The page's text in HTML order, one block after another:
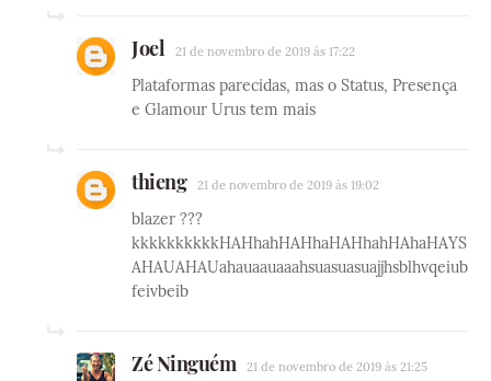
Joel 21 de novembro de 2019 às 17:22
Plataformas parecidas, mas o Status, Presença
e Glamour Urus tem mais
thieng 21 de novembro de 2019 às 19:02
blazer ???
kkkkkkkkkkHAHhahHAHhaHAHhahHAhaHAYS
AHAUAHAUahauaauaaahsuasuasuajjhsblhvqeiub
feivbeib
Zé Ninguém 21 de novembro de 2019 às 21:25